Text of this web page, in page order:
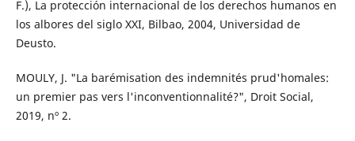
F.), La protección internacional de los derechos humanos en
los albores del siglo XXI, Bilbao, 2004, Universidad de
Deusto.
MOULY, J. "La barémisation des indemnités prud'homales:
un premier pas vers l'inconventionnalité?", Droit Social,
2019, nº 2.